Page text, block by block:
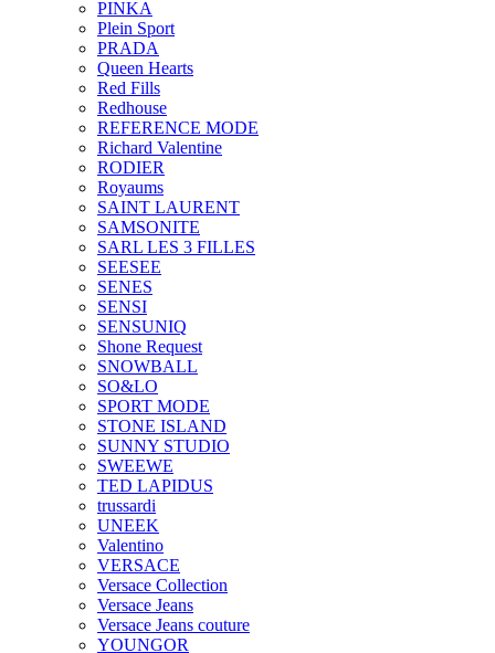
PINKA
Plein Sport
PRADA
Queen Hearts
Red Fills
Redhouse
REFERENCE MODE
Richard Valentine
RODIER
Royaums
SAINT LAURENT
SAMSONITE
SARL LES 3 FILLES
SEESEE
SENES
SENSI
SENSUNIQ
Shone Request
SNOWBALL
SO&LO
SPORT MODE
STONE ISLAND
SUNNY STUDIO
SWEEWE
TED LAPIDUS
trussardi
UNEEK
Valentino
VERSACE
Versace Collection
Versace Jeans
Versace Jeans couture
YOUNGOR